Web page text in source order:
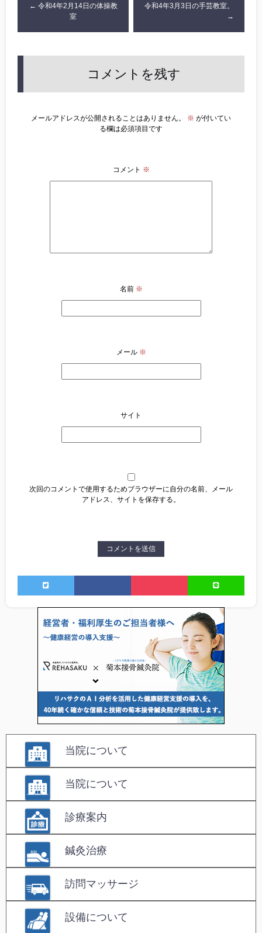
← 令和4年2月14日の体操教
室
令和4年3月3日の手芸教室。
→
コメントを残す
メールアドレスが公開されることはありません。 ※ が付いてい
る欄は必須項目です
コメント ※
名前 ※
メール ※
サイト
次回のコメントで使用するためブラウザーに自分の名前、メール
アドレス、サイトを保存する。
当院について
当院について
診療案内
鍼灸治療
訪問マッサージ
設備について